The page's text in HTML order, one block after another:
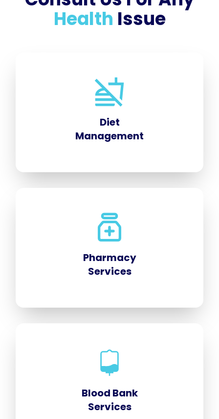
Health Issue
Diet
Management
Pharmacy
Services
Blood Bank
Services